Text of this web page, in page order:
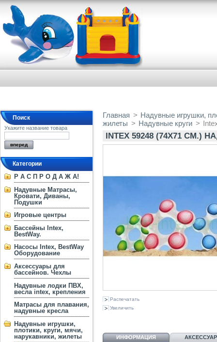
Поиск
Укажите название товара
Категории
Р А С П Р О Д А Ж А!
Надувные Матрасы,
Кровати, Диваны,
Подушки
Игровые центры
Бассейны Intex,
BestWay.
Насосы Intex, BestWay
Оборудование
Аксессуары для
бассейнов. Чехлы
Надувные лодки ПВХ,
весла intex, крепления
Матрасы для плавания,
надувные кресла
Надувные игрушки,
плотики, круги, мячи,
нарукавники, жилеты
Главная > Надувные игрушки,
жилеты > Надувные круги >
INTEX 59248 (74Х71 СМ.)
Распечатать
Увеличить
ИНФОРМАЦИЯ